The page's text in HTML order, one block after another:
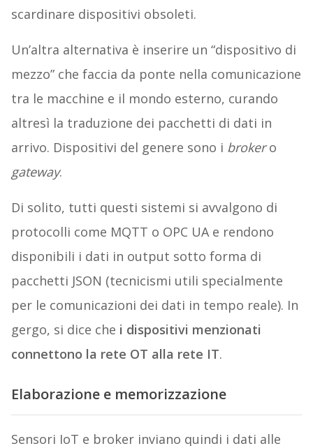
scardinare dispositivi obsoleti.
Un’altra alternativa è inserire un “dispositivo di
mezzo” che faccia da ponte nella comunicazione
tra le macchine e il mondo esterno, curando
altresì la traduzione dei pacchetti di dati in
arrivo. Dispositivi del genere sono i brokero
gateway.
Di solito, tutti questi sistemi si avvalgono di
protocolli come MQTT o OPC UA e rendono
disponibili i dati in output sotto forma di
pacchetti JSON (tecnicismi utili specialmente
per le comunicazioni dei dati in tempo reale). In
gergo, si dice che i dispositivi menzionati
connettono la rete OT alla rete IT.
Elaborazione e memorizzazione
Sensori IoT e broker inviano quindi i dati alle